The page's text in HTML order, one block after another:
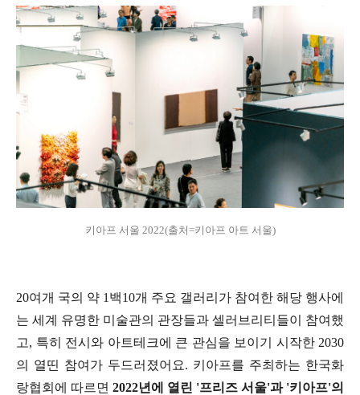
키아프 서울 2022(출처=키아프 아트 서울)
20여개 국의 약 1백10개 주요 갤러리가 참여한 해당 행사에
는 세계 유명한 미술관의 관장들과 셀러브리티들이 참여했
고, 특히 전시와 아트테크에 큰 관심을 보이기 시작한 2030
의 열띤 참여가 두드러졌어요. 키아프를 주최하는 한국화
랑협회에 따르면 2022년에 열린 '프리즈 서울'과 '키아프'의